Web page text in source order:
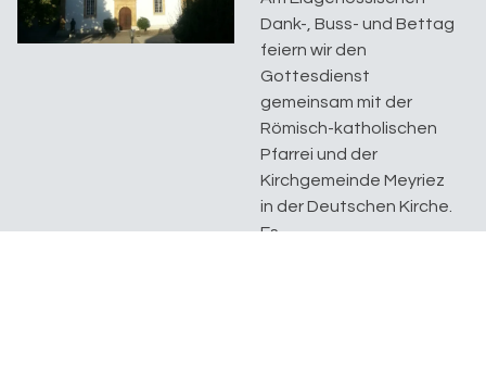
Dank-, Buss- und Bettag
feiern wir den
Gottesdienst
gemeinsam mit der
Römisch-katholischen
Pfarrei und der
Kirchgemeinde Meyriez
in der Deutschen Kirche.
Es...